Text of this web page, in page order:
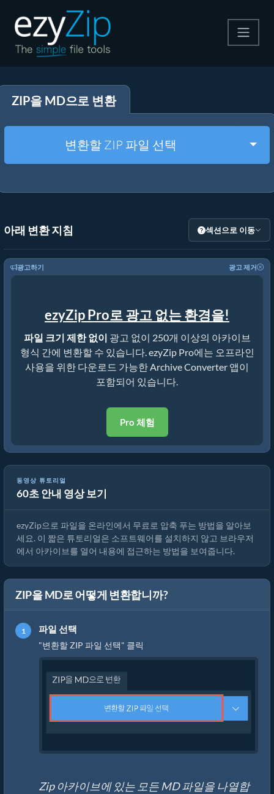
압축 해제
기타 도구
ZIP을 MD으로 변환
변환할 ZIP 파일 선택
아래 변환 지침 섹션으로 이동
광고하기 광고 제거
ezyZip Pro로 광고 없는 환경을!
파일 크기 제한 없이 광고 없이 250개 이상의 아카이브
형식 간에 변환할 수 있습니다. ezyZip Pro에는 오프라인
사용을 위한 다운로드 가능한 Archive Converter 앱이
포함되어 있습니다.
Pro 체험
동영상 튜토리얼
60초 안내 영상 보기
ezyZip으로 파일을 온라인에서 압축 푸는 방법 (무료, 설치 불필요)
ezyZip으로 파일을 온라인에서 무료로 압축 푸는 방법을 알아보
세요. 이 짧은 튜토리얼은 소프트웨어를 설치하지 않고 브라우저
에서 아카이브를 열어 내용에 접근하는 방법을 보여줍니다.
ZIP을 MD로 어떻게 변환합니까?
파일 선택
"변환할 ZIP 파일 선택" 클릭
Zip 아카이브에 있는 모든 MD 파일을 나열합